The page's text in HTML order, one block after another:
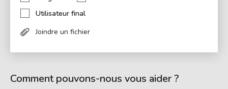
Utilisateur final
Joindre un fichier
Comment pouvons-nous vous aider ?